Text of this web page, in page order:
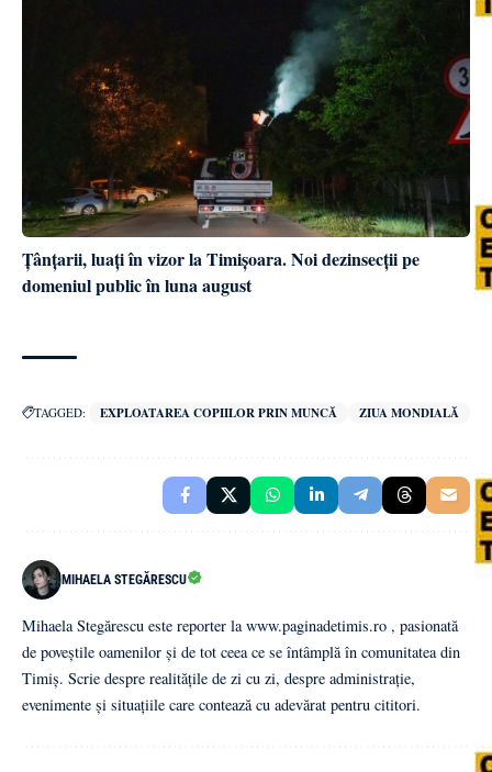
Țânțarii, luați în vizor la Timișoara. Noi dezinsecții pe
domeniul public în luna august
TAGGED: EXPLOATAREA COPIILOR PRIN MUNCĂ ZIUA MONDIALĂ
MIHAELA STEGĂRESCU
Mihaela Stegărescu este reporter la www.paginadetimis.ro , pasionată
de poveștile oamenilor și de tot ceea ce se întâmplă în comunitatea din
Timiș. Scrie despre realitățile de zi cu zi, despre administrație,
evenimente și situațiile care contează cu adevărat pentru cititori.